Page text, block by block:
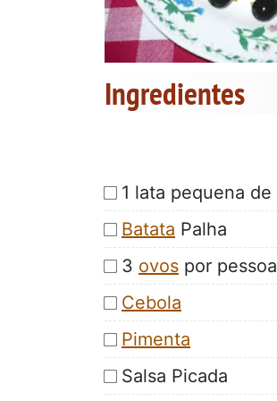
Ingredientes
1 lata pequena de
Batata Palha
3 ovos por pessoa
Cebola
Pimenta
Salsa Picada